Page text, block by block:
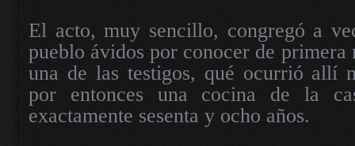
El acto, muy sencillo, congregó a
pueblo ávidos por conocer de primera
una de las testigos, qué ocurrió allí
por entonces una cocina de la
exactamente sesenta y ocho años.